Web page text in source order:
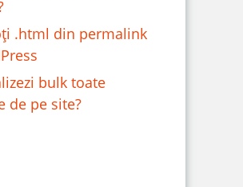
.html din permalink
bulk toate
de pe site?